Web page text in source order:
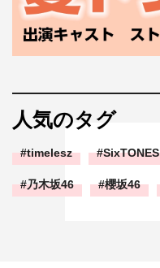
人気のタグ
timelesz SixTONES
乃木坂46 櫻坂46